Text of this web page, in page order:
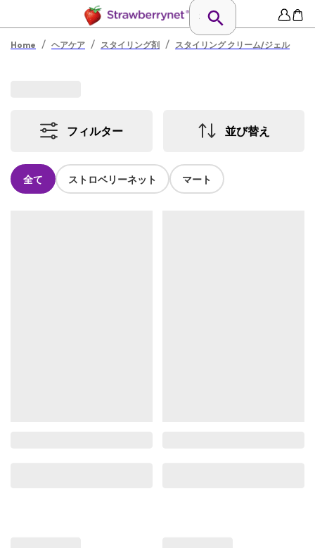
Home / ヘアケア / スタイリング剤 / スタイリング クリーム/ジェル
フィルター 並び替え
全て ストロベリーネット マート